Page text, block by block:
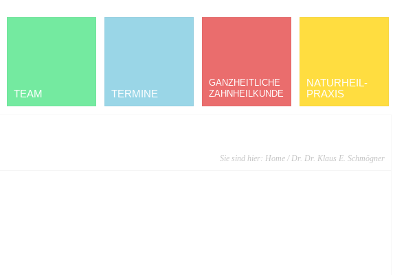
TEAM TERMINE
GANZHEITLICHE
ZAHNHEILKUNDE
NATURHEIL­
PRAXIS
Sie sind hier: Home / Dr. Dr. Klaus E. Schmögner